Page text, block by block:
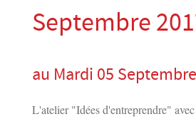
Septembre
au Mardi 05
L'atelier "Idées d'entreprendre"